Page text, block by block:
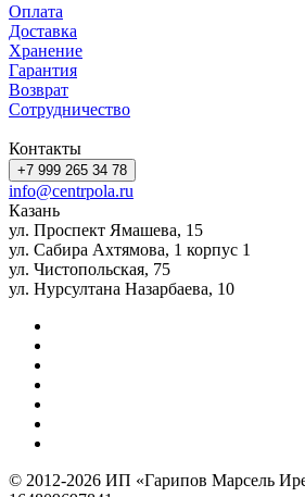
Оплата
Доставка
Хранение
Гарантия
Возврат
Сотрудничество
Контакты
+7 999 265 34 78
info@centrpola.ru
Казань
ул. Проспект Ямашева, 15
ул. Сабира Ахтямова, 1 корпус 1
ул. Чистопольская, 75
ул. Нурсултана Назарбаева, 10
© 2012-2026 ИП «Гарипов Марсель